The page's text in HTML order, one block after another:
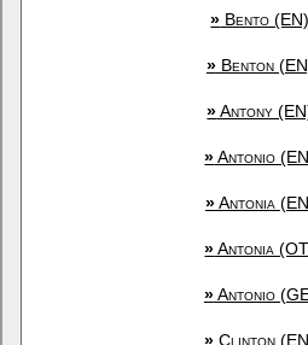
» Bento (EN)
»Benton
»Antony
»Antonio
»Antonia
»Antonia
»Antonio
» Clinton